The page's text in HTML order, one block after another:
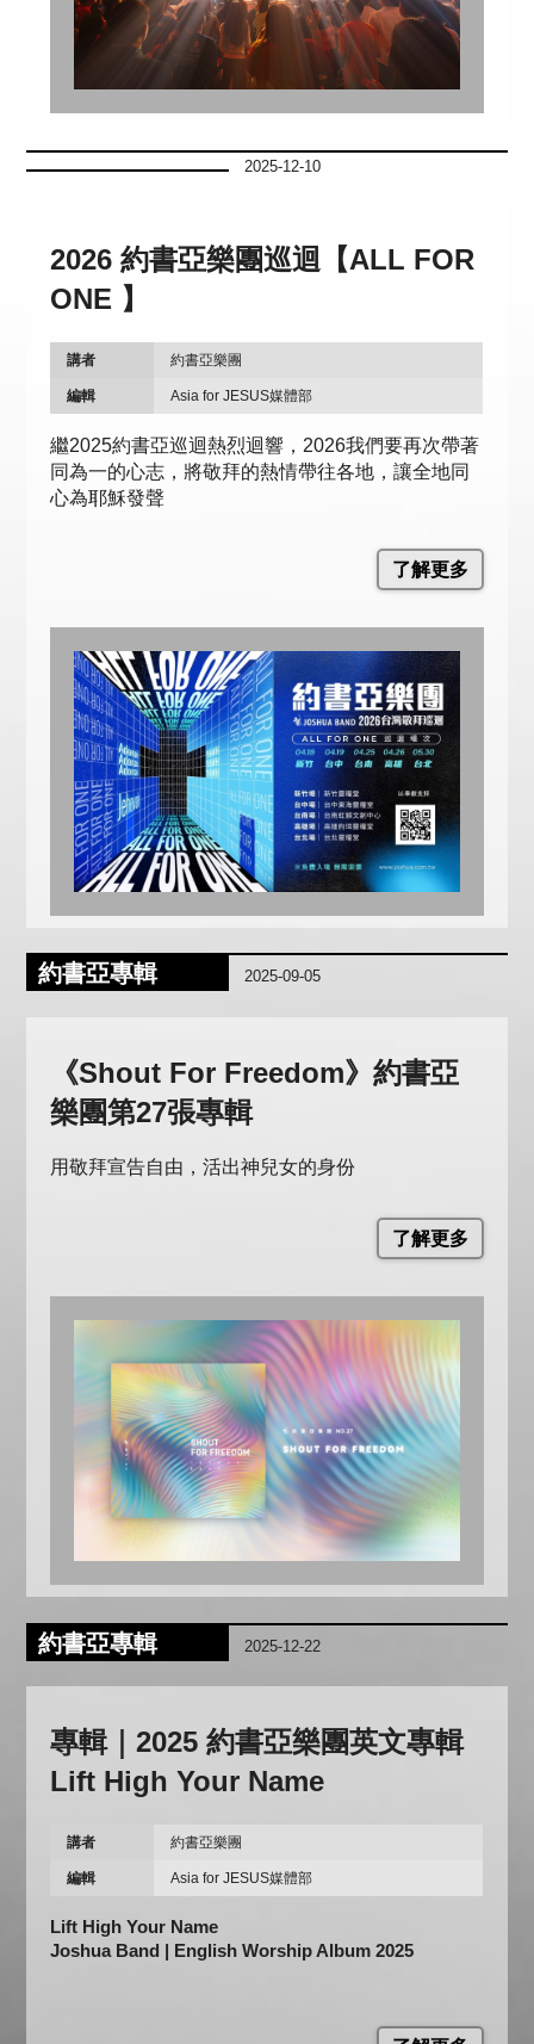
2025-12-10
2026 約書亞樂團巡迴【ALL FOR
ONE 】
講者 約書亞樂團
編輯 Asia for JESUS媒體部
繼2025約書亞巡迴熱烈迴響，2026我們要再次帶著
同為一的心志，將敬拜的熱情帶往各地，讓全地同
心為耶穌發聲
了解更多
約書亞專輯 2025-09-05
《Shout For Freedom》約書亞
樂團第27張專輯
用敬拜宣告自由，活出神兒女的身份
了解更多
約書亞專輯 2025-12-22
專輯｜2025 約書亞樂團英文專輯
Lift High Your Name
講者 約書亞樂團
編輯 Asia for JESUS媒體部
Lift High Your Name
Joshua Band | English Worship Album 2025